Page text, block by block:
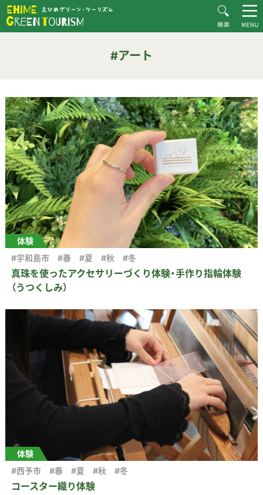
体験・施設紹介
逸品紹介
体験談
ダウンロード
ムービー
愛媛県グリーン・ツーリズム推進協議会について
お問い合わせ サイトマップ
プライバシーポリシー 関連リンク
▶︎English
#アート
体験
真珠を使ったアクセサリーづくり体験・手作り指輪体験
（うつくしみ）
#宇和島市 #春 #夏 #秋 #冬
体験
コースター織り体験
#西予市 #春 #夏 #秋 #冬